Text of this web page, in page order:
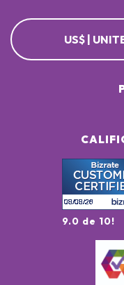
US$ |
9.0 de 10!